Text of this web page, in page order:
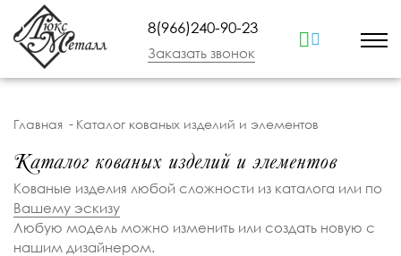
8(966)240-90-23
Заказать звонок
Главная Каталог кованых изделий и элементов
Каталог кованых изделий и элементов
Кованые изделия любой сложности из каталога или по
Вашему эскизу
Любую модель можно изменить или создать новую с
нашим дизайнером.